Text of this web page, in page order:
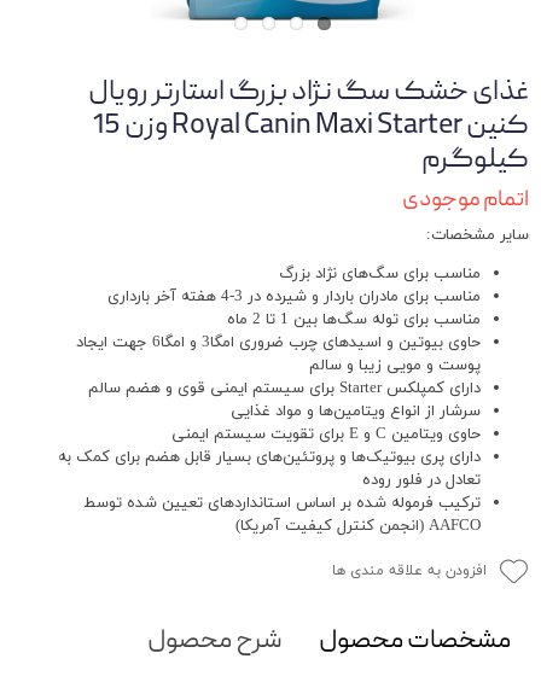
غذای خشک سگ نژاد بزرگ استارتر رویال
کنین Royal Canin Maxi Starter وزن 15
کیلوگرم
اتمام موجودی
سایر مشخصات:
مناسب برای سگ‌های نژاد بزرگ
مناسب برای مادران باردار و شیرده در 3-4 هفته آخر بارداری
مناسب برای توله‌ سگ‌ها بین 1 تا 2 ماه
حاوی بیوتین و اسیدهای چرب ضروری امگا3 و امگا6 جهت ایجاد
پوست و مویی زیبا و سالم
دارای کمپلکس Starter برای سیستم ایمنی قوی و هضم سالم
سرشار از انواع ویتامین‌ها و مواد غذایی
حاوی ویتامین C و E برای تقویت سیستم ایمنی
دارای پری بیوتیک‌ها و پروتئین‌های بسیار قابل هضم برای کمک به
تعادل در فلور روده
ترکیب فرموله شده بر اساس استانداردهای تعیین شده توسط
AAFCO (انجمن کنترل کیفیت آمریکا)
افزودن به علاقه مندی ها
مشخصات محصول
شرح محصول